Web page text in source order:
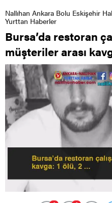
Nallıhan Ankara Bolu Eskişehir
Yurttan Haberler
Bursa’da restoran
müşteriler arası